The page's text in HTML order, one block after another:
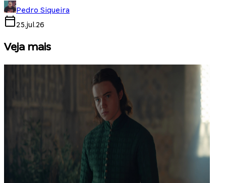
Pedro Siqueira
25.jul.26
Veja mais